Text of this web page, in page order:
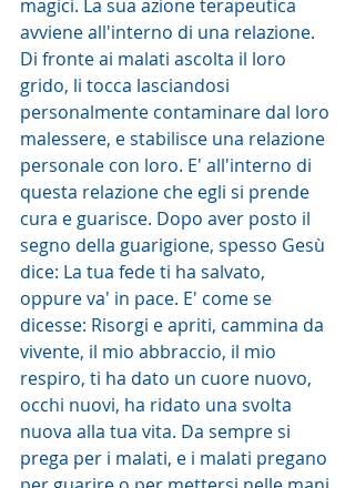
magici. La sua azione terapeutica
avviene all'interno di una relazione.
Di fronte ai malati ascolta il loro
grido, li tocca lasciandosi
personalmente contaminare dal loro
malessere, e stabilisce una relazione
personale con loro. E' all'interno di
questa relazione che egli si prende
cura e guarisce. Dopo aver posto il
segno della guarigione, spesso Gesù
dice: La tua fede ti ha salvato,
oppure va' in pace. E' come se
dicesse: Risorgi e apriti, cammina da
vivente, il mio abbraccio, il mio
respiro, ti ha dato un cuore nuovo,
occhi nuovi, ha ridato una svolta
nuova alla tua vita. Da sempre si
prega per i malati, e i malati pregano